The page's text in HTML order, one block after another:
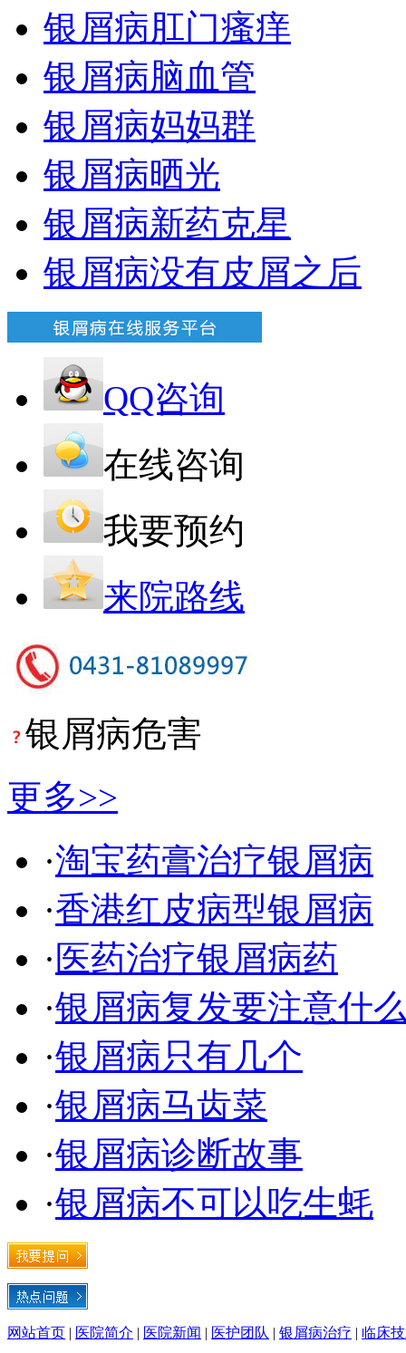
银屑病肛门瘙痒
银屑病脑血管
银屑病妈妈群
银屑病晒光
银屑病新药克星
银屑病没有皮屑之后
QQ咨询
在线咨询
我要预约
来院路线
银屑病危害
更多>>
·淘宝药膏治疗银屑病
·香港红皮病型银屑病
· 医药治疗银屑病药
·银屑病复发要注意什
·银屑病只有几个
·银屑病马齿菜
·银屑病诊断故事
·银屑病不可以吃生蚝
网站首页 | 医院简介 | 医院新闻 | 医护团队 | 银屑病治疗 | 临床